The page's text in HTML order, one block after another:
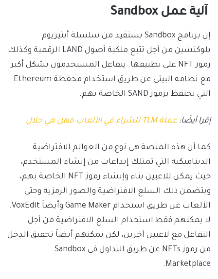
آلية عمل Sandbox
إن برنامج Sandbox يستفيد من سلسلة أيثيريوم
بلوكتشين من أجل تتبع ملكية أصول LAND الرقمية وكذلك
رموز NFT على تطبيقها. يتفاعل المستخدمون بشكل أكبر
مع نظامه البيئي عن طريق استخدام محفظة Ethereum
التي تحتفظ برموز SAND الخاصة بهم.
إقرا أيضًا: عملة TLM للشراء في الألعاب فهل هي حلال
كما أن هذه المنصة هي نوع من العوالم الافتراضية
الديناميكية التي تمتلك إبداعات من إنشاء المستخدم،
حيث يمكن للاعبين بناء وإنشاء رموز NFT الخاصة بهم،
ويتضمن ذلك السلع الافتراضية والصور الرمزية وحتى
الألعاب عن طريق استخدام Game Maker وأيضاً VoxEdit.
لا يمكنهم فقط استخدام السلع الافتراضية من أجل
التفاعل مع لاعبين آخرين، لكن يمكنهم أيضاً تحقيق الدخل
من رموز NFTs عن طريق التداول في Sandbox
Marketplace.